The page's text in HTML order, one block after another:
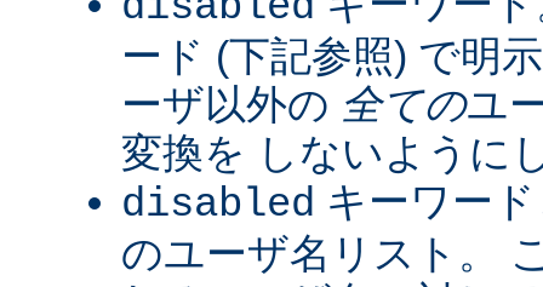
ード (下記参照) で明
ーザ以外の 全てのユ
変換を しないように
disabled キーワー
のユーザ名リスト。